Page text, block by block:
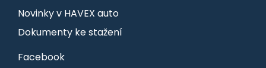
Novinky v HAVEX auto
Dokumenty ke stažení
Facebook